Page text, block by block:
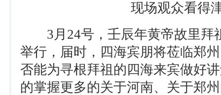
现场观众看得
3月24号，壬辰年黄帝故里拜
举行，届时，四海宾朋将莅临郑
否能为寻根拜祖的四海来宾做好
的掌握更多的关于河南、关于郑